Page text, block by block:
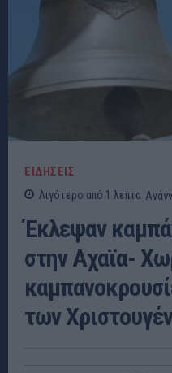
ΕΙΔΗΣΕΙΣ
Λιγότερο από 1 λεπτα
Έκλεψαν
στην Αχαϊα-
των